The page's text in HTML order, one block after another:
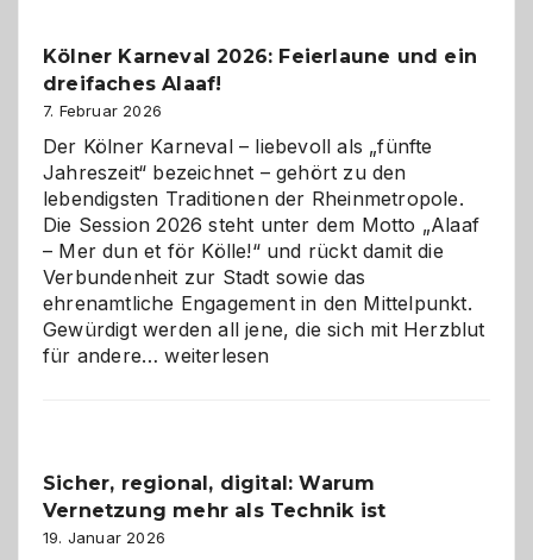
geworden
Kölner Karneval 2026: Feierlaune und ein
dreifaches Alaaf!
7. Februar 2026
Der Kölner Karneval – liebevoll als „fünfte
Jahreszeit“ bezeichnet – gehört zu den
lebendigsten Traditionen der Rheinmetropole.
Die Session 2026 steht unter dem Motto „Alaaf
– Mer dun et för Kölle!“ und rückt damit die
Verbundenheit zur Stadt sowie das
ehrenamtliche Engagement in den Mittelpunkt.
Gewürdigt werden all jene, die sich mit Herzblut
für andere…Kölner
ein
dreifaches
Alaaf!
weiterlesen
Sicher, regional, digital: Warum
Vernetzung mehr als Technik ist
19. Januar 2026